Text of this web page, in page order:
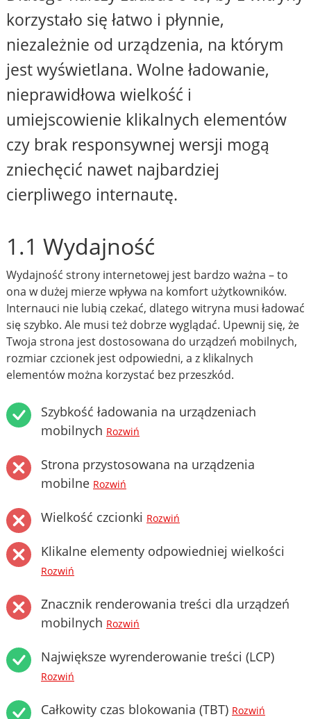
korzystało się łatwo i płynnie,
niezależnie od urządzenia, na którym
jest wyświetlana. Wolne ładowanie,
nieprawidłowa wielkość i
umiejscowienie klikalnych elementów
czy brak responsywnej wersji mogą
zniechęcić nawet najbardziej
cierpliwego internautę.
1.1 Wydajność
Wydajność strony internetowej jest bardzo ważna – to
ona w dużej mierze wpływa na komfort użytkowników.
Internauci nie lubią czekać, dlatego witryna musi ładować
się szybko. Ale musi też dobrze wyglądać. Upewnij się, że
Twoja strona jest dostosowana do urządzeń mobilnych,
rozmiar czcionek jest odpowiedni, a z klikalnych
elementów można korzystać bez przeszkód.
Szybkość ładowania na urządzeniach
mobilnych Rozwiń
Strona przystosowana na urządzenia
mobilne Rozwiń
Wielkość czcionki Rozwiń
Klikalne elementy odpowiedniej wielkości
Rozwiń
Znacznik renderowania treści dla urządzeń
mobilnych Rozwiń
Największe wyrenderowanie treści (LCP)
Rozwiń
Całkowity czas blokowania (TBT) Rozwiń